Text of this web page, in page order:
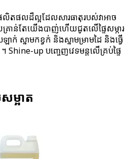
តផល​ដ៏ល្អ​ដែល​សារធាតុ​របស់​វា​អាច​
យ​គ្រាន់តែ​យើង​បាញ់​ហើយ​ជូត​លើ​ផ្ទៃសម្ភារ​
ាក់ ស្នាម​កខ្វក់ និង​ស្នាមម្រាមដៃ និងធ្វើ
Shine-up បញ្ចេញ​វេទមន្ត​លើ​គ្រប់​ផ្ទៃ
ម្អាត